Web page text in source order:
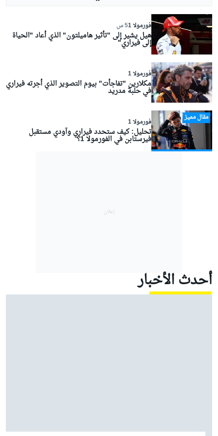
فورمولا 1 5 س
هيل يشير إلى "تأثير هاميلتون" الذي أعاد "الحياة
إلى فيراري"
فورمولا 1
مكلارين "تفاجأت" بيوم التصوير الذي أجرته فيراري
في حلبة مدريد
مقال مميز فورمولا 1
تحليل: كيف ستحدد فيراري وآودي مستقبل
فيرستابن في الفورمولا 1؟
أحدث الأخبار